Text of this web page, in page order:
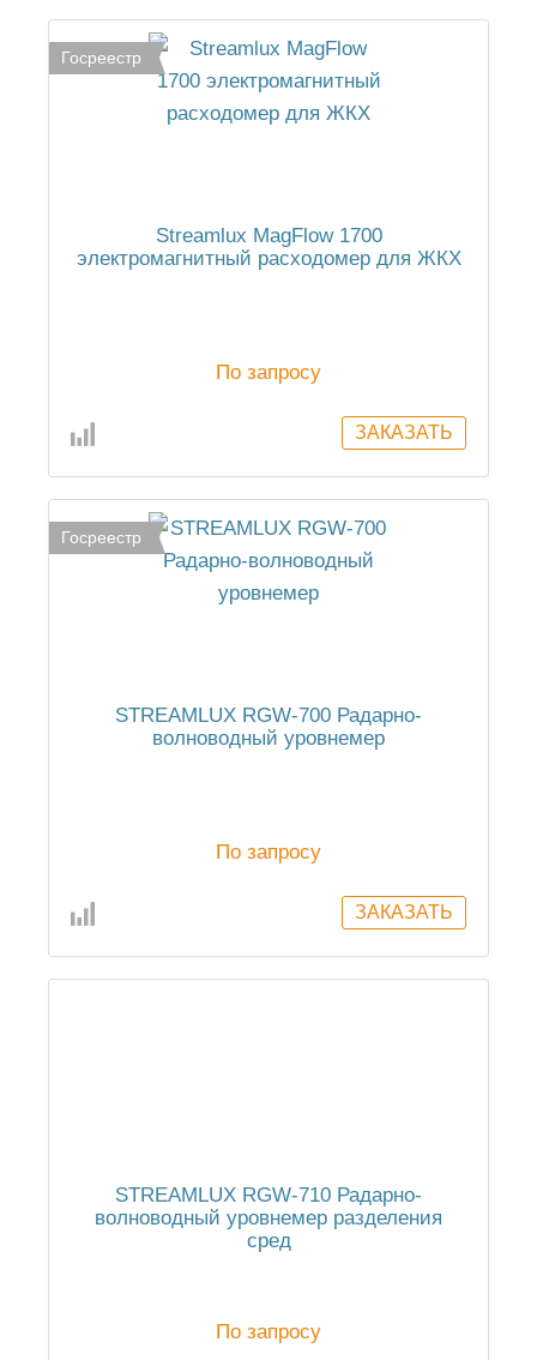
Госреестр
Streamlux MagFlow 1700
электромагнитный расходомер для ЖКХ
По запросу
Госреестр
STREAMLUX RGW-700 Радарно-
волноводный уровнемер
По запросу
STREAMLUX RGW-710 Радарно-
волноводный уровнемер разделения
сред
По запросу